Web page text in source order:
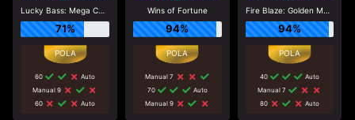
Lucky Bass: Mega Cash Collect
71%
60
Auto
Manual 9
60
Auto
Wins of Fortune
94%
Manual 7
70
Auto
Manual 9
Fire Blaze: Golden Macaque
94%
40
Auto
Manual 7
80
Auto